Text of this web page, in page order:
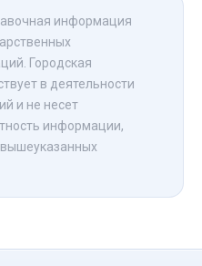
информация
Городская
в деятельности
и не несет
информации,